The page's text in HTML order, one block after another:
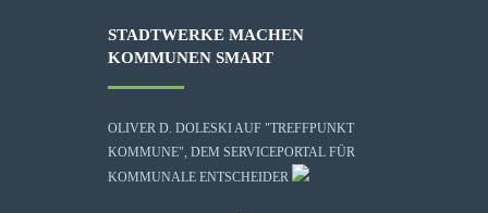
STADTWERKE MACHEN
KOMMUNEN SMART
OLIVER D. DOLESKI AUF "TREFFPUNKT
KOMMUNE", DEM SERVICEPORTAL FÜR
KOMMUNALE ENTSCHEIDER